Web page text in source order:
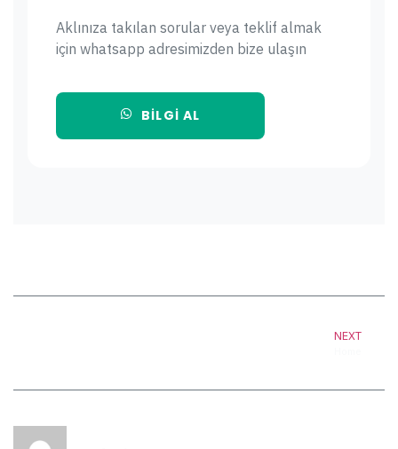
Aklınıza takılan sorular veya teklif almak
için whatsapp adresimizden bize ulaşın
BILGI AL
NEXT